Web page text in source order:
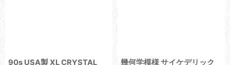
90s USA製 XL CRYSTAL
幾何学模様 サイケデリック